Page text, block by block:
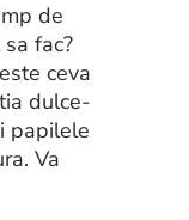
de
fac?
ceva
dulce-
papilele
Va